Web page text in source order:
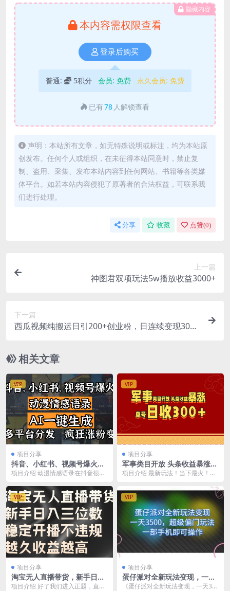
隐藏内容
本内容需权限查看
登录后购买
普通: 5积分 会员: 免费 永久会员: 免费
已有78 人解锁查看
声明：本站所有文章，如无特殊说明或标注，均为本站原
创发布。任何个人或组织，在未征得本站同意时，禁止复
制、盗用、采集、发布本站内容到任何网站、书籍等各类媒
体平台。如若本站内容侵犯了原著者的合法权益，可联系我
们进行处理。
分享 收藏 点赞(0)
上一篇
神图君双项玩法5w播放收益3000+
下一篇
西瓜视频纯搬运日引200+创业粉，日连续变现3000
相关文章
VIP
项目分享
抖音、小红书、视频号爆火的
动漫情感语录，AI一键生成，
项目介绍 动漫情感语录在抖音很常
现上百万赞的作品，...
VIP
项目分享
军事类目开放 头条收益暴涨
单号日收300+
项目介绍 最新玩法！当下最火！简
粘贴即可，不需要...
VIP
项目分享
淘宝无人直播带货，新手日入
三位数，稳定开播不违规，越
项目介绍 好了我们进入正题，直播
VIP
项目分享
蛋仔派对全新玩法变现，一天
3500，超级偏门玩法，一部手
《蛋仔派对全新玩法变现，一天35